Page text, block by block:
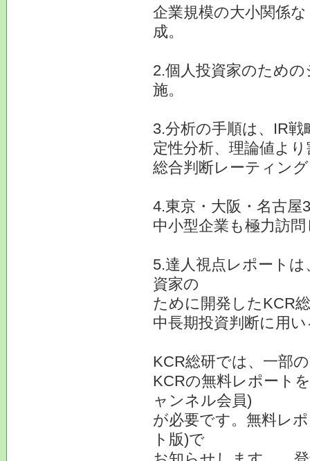
企業規模の大小関係
成。
2.個人投資家のため
施。
3.分析の手順は、IR
定性分析、理論値よ
総合判断レーティン
4.東京・大阪・名古
中小型企業も極力訪
5.達人視点レポート
資家の
ために開発したKCR
中長期投資判断に用
KCR総研では、一部
KCRの無料レポート
ャンネル会員)
が必要です。無料レ
ト版)で